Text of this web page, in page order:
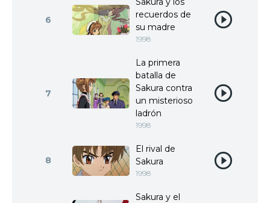
6
recuerdos de
su madre
1998
7
La primera
batalla de
Sakura contra
un misterioso
ladrón
1998
8
El rival de
Sakura
1998
Sakura y el